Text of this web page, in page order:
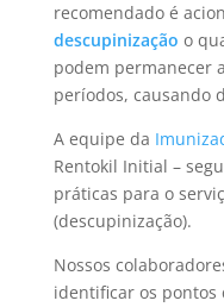
recomendado é
descupinização o
podem permanecer
períodos, causando
A equipe da
Rentokil Initial –
práticas para o
(descupinização).
Nossos
identificar os pontos